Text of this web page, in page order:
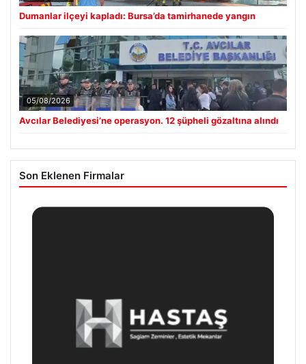
Dumanlar ilçeyi kapladı: Bursa’da tamirhanede yangın
05/08/2026
Avcılar Belediyesi’ne operasyon. 12 şüpheli gözaltına alındı
Son Eklenen Firmalar